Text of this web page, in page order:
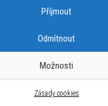
Příjmout
Odmítnout
Možnosti
Zásady cookies
(v češtině).